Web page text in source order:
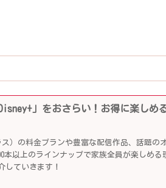
」をおさらい！お得に楽しめ
）の料金プランや豊富な配信作品、話題の
本以上のラインナップで家族全員が楽しめる
していきます！